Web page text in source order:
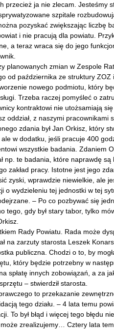
przecież ja nie zlecam. Jesteśmy
szpitale
pozyskać zwiększając liczbę
i nie pracują dla powiatu.
a teraz wraca się do jego
planowanych zmian w Zespole
od października ze struktury
nowego podmiotu, który
Trzeba raczej pomyśleć o
kontraktowi nie utożsamiają
oddział, z naszymi pracownikami
zdania był Jan Orkisz, który
w dodatku, jeśli pracuje 400
wszystkie badania. Zdaniem
np. te badania, które naprawdę
zakład pracy. Istotne jest jego
zyski, wprawdzie niewielkie, ale
o wydzieleniu tej jednostki w tej
– Po co pozbywać się
tego, gdy był stary tabor, tylko
Rady Powiatu. Rada może
na zarzuty starosta Leszek
publiczna. Chodzi o to, by
który będzie potrzebny w
spłatę innych zobowiązań, a za
– stwierdził starosta.
to przekazanie
tego działu. – 4 lata temu
To był błąd i więcej tego błędu
zrealizujemy… Cztery lata